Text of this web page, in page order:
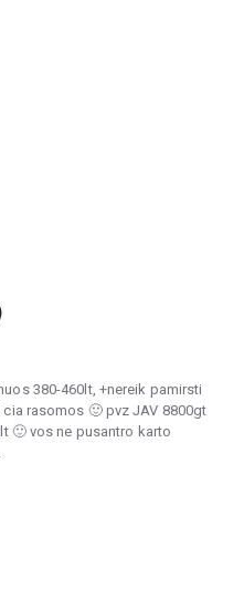
380-460lt, +nereik pamirsti
rasomos 🙂 pvz JAV 8800gt
🙂 vos ne pusantro karto